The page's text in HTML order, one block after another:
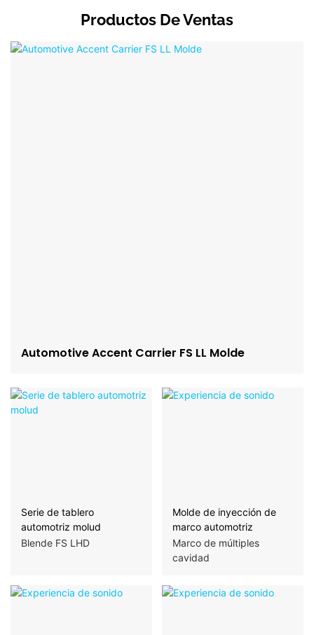
Productos De Ventas
Automotive Accent Carrier FS LL Molde
Serie de tablero
automotriz molud
Blende FS LHD
Molde de inyección de
marco automotriz
Marco de múltiples
cavidad